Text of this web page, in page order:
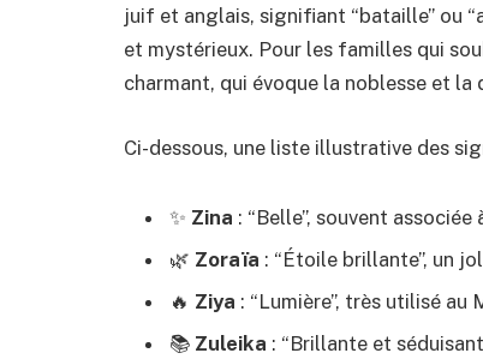
juif et anglais, signifiant “bataille” ou
et mystérieux. Pour les familles qui
charmant, qui évoque la noblesse et la
Ci-dessous, une liste illustrative des
✨ Zina : “Belle”, souvent
🌿 Zoraïa : “Étoile brillante”, un
🔥 Ziya : “Lumière”, très utilisé
📚 Zuleika : “Brillante et